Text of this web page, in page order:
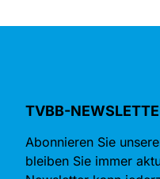
TVBB-
Abonnieren Sie
bleiben Sie immer